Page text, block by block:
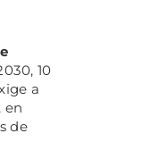
10
a
en
de